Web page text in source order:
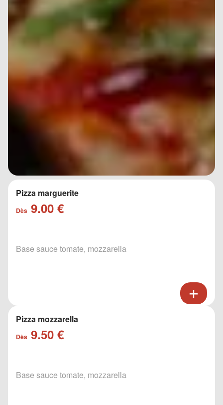
Pizza marguerite
Dès 9.00 €
Base sauce tomate, mozzarella
Pizza mozzarella
Dès 9.50 €
Base sauce tomate, mozzarella